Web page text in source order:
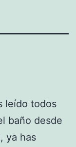
leído todos
baño desde
ya has